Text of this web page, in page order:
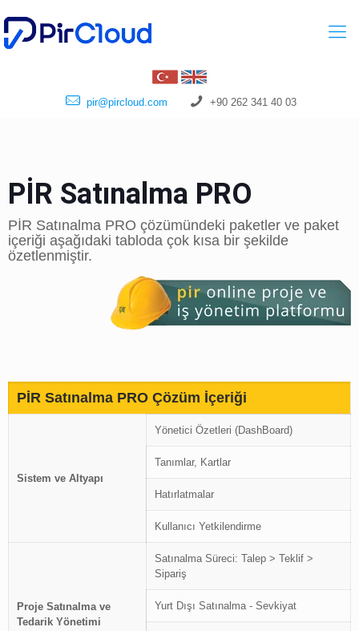
pir@pircloud.com +90 262 341 40 03
PİR Satınalma PRO
PİR Satınalma PRO çözümündeki paketler ve paket
içeriği aşağıdaki tabloda çok kısa bir şekilde
özetlenmiştir.
PİR Satınalma PRO Çözüm İçeriği
Sistem ve Altyapı
Yönetici Özetleri (DashBoard)
Tanımlar, Kartlar
Hatırlatmalar
Kullanıcı Yetkilendirme
Proje Satınalma ve
Tedarik Yönetimi
Satınalma Süreci: Talep > Teklif >
Sipariş
Yurt Dışı Satınalma - Sevkiyat